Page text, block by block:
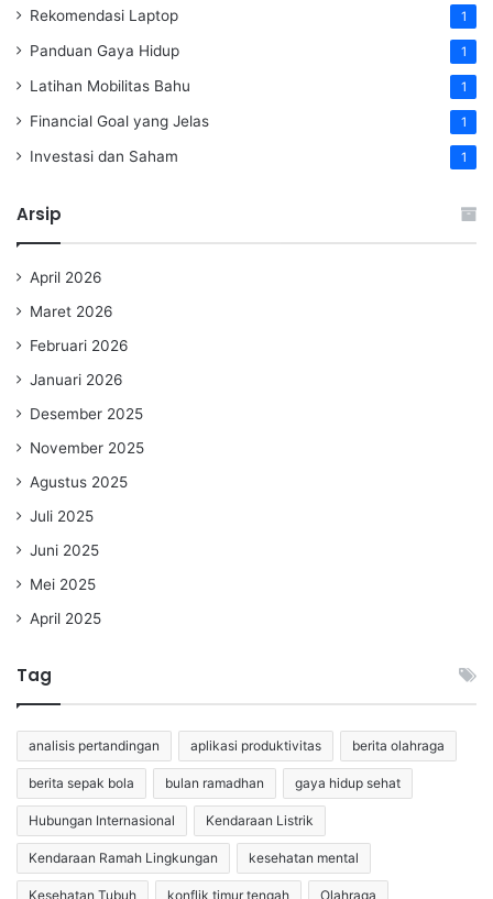
Rekomendasi Laptop 1
Panduan Gaya Hidup 1
Latihan Mobilitas Bahu 1
Financial Goal yang Jelas 1
Investasi dan Saham 1
Arsip
April 2026
Maret 2026
Februari 2026
Januari 2026
Desember 2025
November 2025
Agustus 2025
Juli 2025
Juni 2025
Mei 2025
April 2025
Tag
analisis pertandingan aplikasi produktivitas berita olahraga
berita sepak bola bulan ramadhan gaya hidup sehat
Hubungan Internasional Kendaraan Listrik
Kendaraan Ramah Lingkungan kesehatan mental
Kesehatan Tubuh konflik timur tengah Olahraga